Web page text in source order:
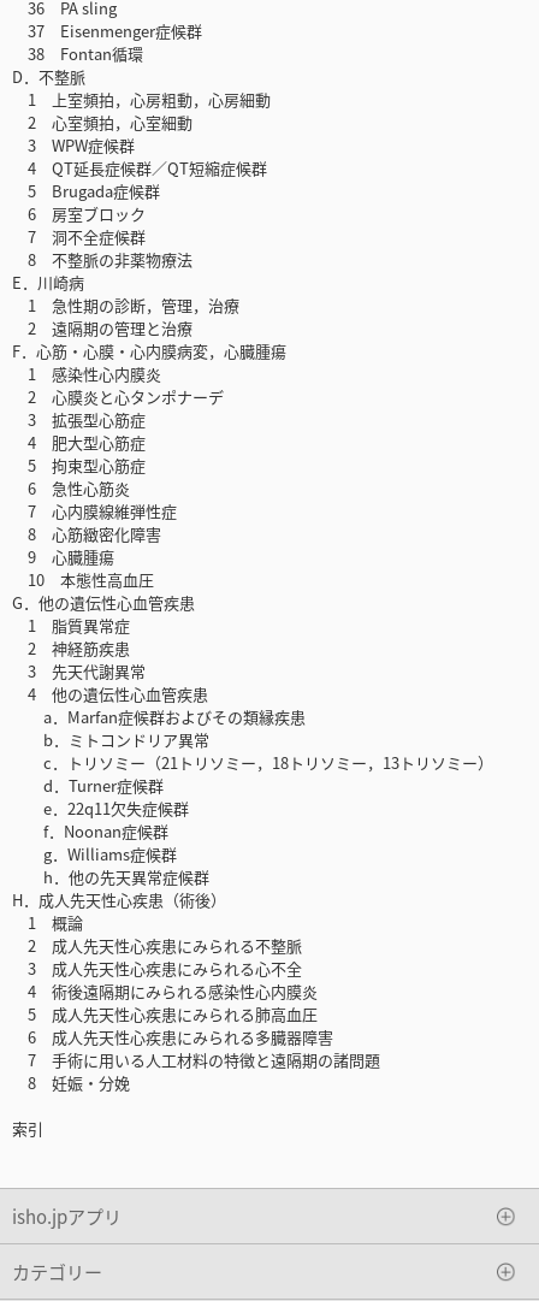
36 PA sling
37 Eisenmenger症候群
38 Fontan循環
D．不整脈
1 上室頻拍，心房粗動，心房細動
2 心室頻拍，心室細動
3 WPW症候群
4 QT延長症候群／QT短縮症候群
5 Brugada症候群
6 房室ブロック
7 洞不全症候群
8 不整脈の非薬物療法
E．川崎病
1 急性期の診断，管理，治療
2 遠隔期の管理と治療
F．心筋・心膜・心内膜病変，心臓腫瘍
1 感染性心内膜炎
2 心膜炎と心タンポナーデ
3 拡張型心筋症
4 肥大型心筋症
5 拘束型心筋症
6 急性心筋炎
7 心内膜線維弾性症
8 心筋緻密化障害
9 心臓腫瘍
10 本態性高血圧
G．他の遺伝性心血管疾患
1 脂質異常症
2 神経筋疾患
3 先天代謝異常
4 他の遺伝性心血管疾患
a．Marfan症候群およびその類縁疾患
b．ミトコンドリア異常
c．トリソミー（21トリソミー，18トリソミー，13トリソミー）
d．Turner症候群
e．22q11欠失症候群
f．Noonan症候群
g．Williams症候群
h．他の先天異常症候群
H．成人先天性心疾患（術後）
1 概論
2 成人先天性心疾患にみられる不整脈
3 成人先天性心疾患にみられる心不全
4 術後遠隔期にみられる感染性心内膜炎
5 成人先天性心疾患にみられる肺高血圧
6 成人先天性心疾患にみられる多臓器障害
7 手術に用いる人工材料の特徴と遠隔期の諸問題
8 妊娠・分娩
索引
isho.jpアプリ
カテゴリー